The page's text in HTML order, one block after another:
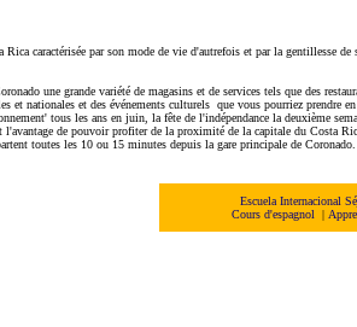
caractérisée par son mode de vie d'autrefois et par la gentillesse
une grande variété de magasins et de services tels que des
et nationales et des événements culturels que vous pourriez prendre
tous les ans en juin, la fête de l'indépendance la deuxième
l'avantage de pouvoir profiter de la proximité de la capitale du Costa
toutes les 10 ou 15 minutes depuis la gare principale de
Escuela Internacional
Cours d'espagnol
|